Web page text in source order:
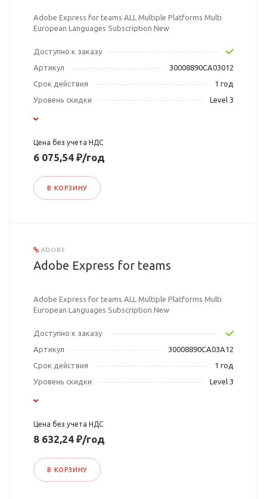
Adobe Express for teams ALL Multiple Platforms Multi
European Languages Subscription New
Доступно к заказу
Артикул
30008890CA03012
Срок действия
1 год
Уровень скидки
Level 3
Цена без учета НДС
6 075,54 ₽/год
В КОРЗИНУ
ADOBE
Adobe Express for teams
Adobe Express for teams ALL Multiple Platforms Multi
European Languages Subscription New
Доступно к заказу
Артикул
30008890CA03A12
Срок действия
1 год
Уровень скидки
Level 3
Цена без учета НДС
8 632,24 ₽/год
В КОРЗИНУ